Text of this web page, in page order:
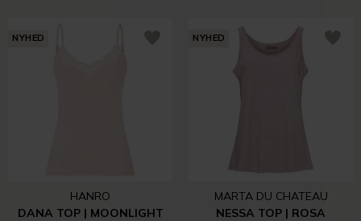
NYHED
HANRO
DANA TOP | MOONLIGHT
NYHED
MARTA DU CHATEAU
NESSA TOP | ROSA